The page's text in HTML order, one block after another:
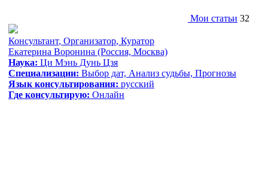
Мои статьи 32
Консультант, Организатор, Куратор
Екатерина Воронина (Россия, Москва)
Наука: Ци Мэнь Дунь Цзя
Специализации: Выбор дат, Анализ судьбы, Прогнозы
Язык консультирования: русский
Где консультирую: Онлайн